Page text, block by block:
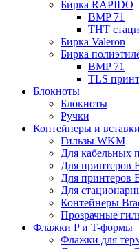
Бирка RAPIDO
BMP 71
THT
Бирка Valeron
Бирка
BMP 71
TLS
Блокноты
Блокноты
Ручки
Контейнеры и
Гильзы WKM
Для кабельных
Для принтеров
Для принтеров
Для
Контейнеры
Прозрачные
Флажки P и T-формы
Флажки для